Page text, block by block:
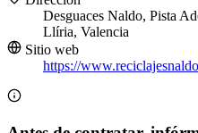
Desguaces Naldo, Pista
Llíria, Valencia
Sitio web
https://